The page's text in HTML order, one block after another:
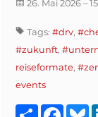
26. Mai 2026 –
Tags: #drv,
#zukunft,
reiseformate,
events
Teilen